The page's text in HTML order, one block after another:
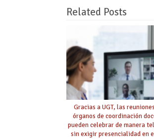
Related Posts
Gracias a UGT, las
órganos de coordinación
pueden celebrar de manera
sin exigir presencialidad en